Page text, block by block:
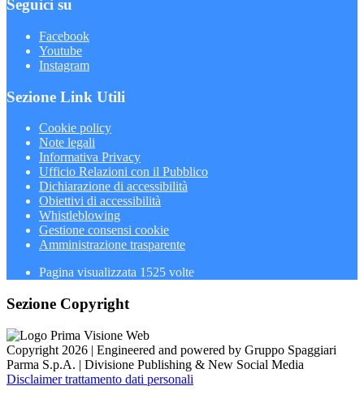
Seguici su
Facebook
Youtube
Instagram
Sezione Link Utili
Cookie policy
Note legali
Informativa Privacy
Ufficio Relazioni con il Pubblico
Dichiarazione di accessibilità
Obiettivi di accessibilità
Whistleblowing
Gestione consensi cookie
Amministrazione trasparente
Pagina visualizzata 1525 volte
Sezione Copyright
Copyright 2026 | Engineered and powered by Gruppo Spaggiari
Parma S.p.A. | Divisione Publishing & New Social Media
Disclaimer trattamento dati personali